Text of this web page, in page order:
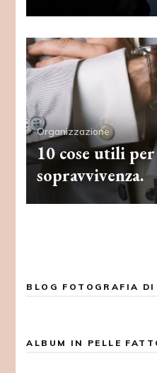
Organizzazione
10 cose utili
sopravvivenza.
BLOG FOTOGRAFIA
ALBUM IN PELLE